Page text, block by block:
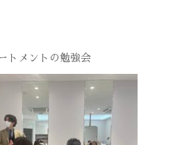
トメントの勉強会